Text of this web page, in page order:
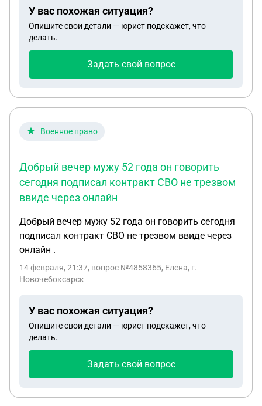
по инициативе мужа, контракт был разорван со
стороны Министерства обороны. Каким образом
нам теперь нужно поступить, чтобы это сделать?
узнали что у него стоить запрет на въезд в
расийскую Федерацию, нам в Беларуси сказали
что нужно обращаться в расийскую Федерацию
есть и в Республике Беларусь у нас есть
нам решить эту проблему чтобы мой супруг
У вас похожая ситуация?
Опишите свои детали — юрист подскажет, что
делать.
Задать свой вопрос
Военное право
Добрый вечер мужу 52 года он говорить
сегодня подписал контракт СВО не трезвом
ввиде через онлайн
Добрый вечер мужу 52 года он говорить сегодня
подписал контракт СВО не трезвом ввиде через
онлайн .
14 февраля, 21:37, вопрос №4858365, Елена, г.
Новочебоксарск
У вас похожая ситуация?
Опишите свои детали — юрист подскажет, что
делать.
Задать свой вопрос